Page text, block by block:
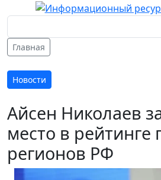
Главная
Новости
Айсен Николаев
место в рейтинге
регионов РФ